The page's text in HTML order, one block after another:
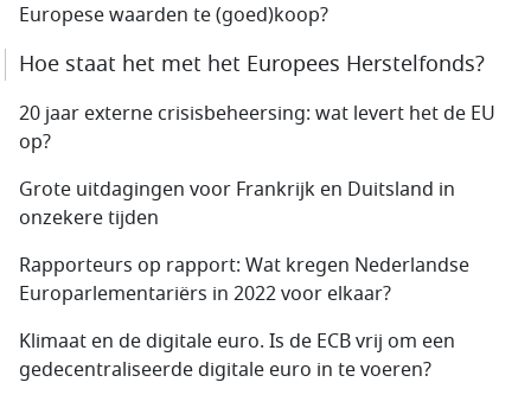
Europese waarden te (goed)koop?
Hoe staat het met het Europees Herstelfonds?
20 jaar externe crisisbeheersing: wat levert het de EU
op?
Grote uitdagingen voor Frankrijk en Duitsland in
onzekere tijden
Rapporteurs op rapport: Wat kregen Nederlandse
Europarlementariërs in 2022 voor elkaar?
Klimaat en de digitale euro. Is de ECB vrij om een
gedecentraliseerde digitale euro in te voeren?